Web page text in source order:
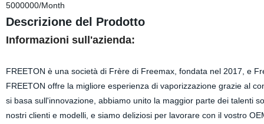
5000000/Month
Descrizione del Prodotto
Informazioni sull'azienda:
FREETON è una società di Frère di Freemax, fondata nel 2017, e
FREETON offre la migliore esperienza di vaporizzazione grazie al
si basa sull'innovazione, abbiamo unito la maggior parte dei talenti
nostri clienti e modelli, e siamo deliziosi per lavorare con il vostro